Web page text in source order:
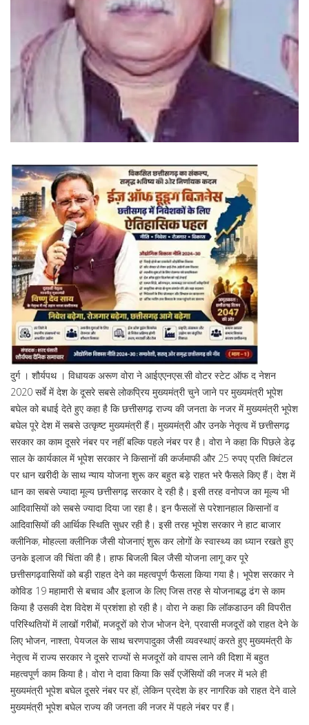
दुर्ग । शौर्यपथ । विधायक अरूण वोरा ने आईएएनएस.सी वोटर स्टेट ऑफ द नेशन
2020 सर्वे में देश के दूसरे सबसे लोकप्रिय मुख्यमंत्री चुने जाने पर मुख्यमंत्री भूपेश
बघेल को बधाई देते हुए कहा है कि छत्तीसगढ़ राज्य की जनता के नजर में मुख्यमंत्री भूपेश
बघेल पूरे देश में सबसे उत्कृष्ट मुख्यमंत्री हैं। मुख्यमंत्री और उनके नेतृत्व में छत्तीसगढ़
सरकार का काम दूसरे नंबर पर नहीं बल्कि पहले नंबर पर है। वोरा ने कहा कि पिछले डेढ़
साल के कार्यकाल में भूपेश सरकार ने किसानों की कर्जमाफी और 25 रुपए प्रति क्विंटल
पर धान खरीदी के साथ न्याय योजना शुरू कर बहुत बड़े राहत भरे फैसले किए हैं। देश में
धान का सबसे ज्यादा मूल्य छत्तीसगढ़ सरकार दे रही है। इसी तरह वनोपज का मूल्य भी
आदिवासियों को सबसे ज्यादा दिया जा रहा है। इन फैसलों से परेशानहाल किसानों व
आदिवासियों की आर्थिक स्थिति सुधर रही है। इसी तरह भूपेश सरकार ने हाट बाजार
क्लीनिक, मोहल्ला क्लीनिक जैसी योजनाएं शुरू कर लोगों के स्वास्थ्य का ध्यान रखते हुए
उनके इलाज की चिंता की है। हाफ बिजली बिल जैसी योजना लागू कर पूरे
छत्तीसगढ़वासियों को बड़ी राहत देने का महत्वपूर्ण फैसला किया गया है। भूपेश सरकार ने
कोविड 19 महामारी से बचाव और इलाज के लिए जिस तरह से योजनाबद्ध ढंग से काम
किया है उसकी देश विदेश में प्रशंशा हो रही है। वोरा ने कहा कि लॉकडाउन की विपरीत
परिस्थितियों में लाखों गरीबों, मजदूरों को रोज भोजन देने, प्रवासी मजदूरों को राहत देने के
लिए भोजन, नाश्ता, पेयजल के साथ चरणपादुका जैसी व्यवस्थाएं करते हुए मुख्यमंत्री के
नेतृत्व में राज्य सरकार ने दूसरे राज्यों से मजदूरों को वापस लाने की दिशा में बहुत
महत्वपूर्ण काम किया है। वोरा ने दावा किया कि सर्वे एजेंसियों की नजर में भले ही
मुख्यमंत्री भूपेश बघेल दूसरे नंबर पर हों, लेकिन प्रदेश के हर नागरिक को राहत देने वाले
मुख्यमंत्री भूपेश बघेल राज्य की जनता की नजर में पहले नंबर पर हैं।